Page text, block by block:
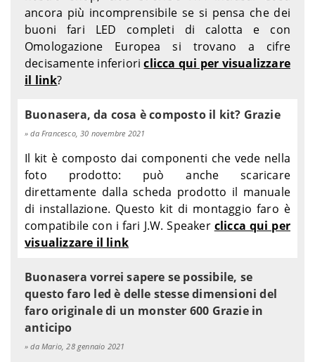
R 850 RT - 0412
1996-2001
BMW
R 90 S - 0272
BMW
R 90 S - 0276
BMW
R 90 S - 0284
1976
BMW
R 90/6 - 0271
1973-1974
BMW
R 90/6 - 0275
BMW
R 90/6 - 0283
1976
Monster 1000 - M400AA
Ducati
Monster 1000 - M404AA
Ducati
Monster 1000 S2R - M416AA
2006-2008
Ducati
Monster 1000 S4R - M417AA
2006-2008
Ducati
Monster 600 - 600M
1994-1998
Ducati
Monster 600 - M300AA
1999-2001
Ducati
Monster 600 Dark - 600M
1998
Ducati
Monster 600 Dark - M300AA
Ducati
Monster 620 i.e. Dark - M403AA
2003
Ducati
Monster 620 i.e. Dark - M408AA
2004-2006
Ducati
Monster 620 i.e. S - M400AA
2002-2003
Ducati
Monster 750 - M100AA
Ducati
Monster 750 Dark- M100AA
ancora più incomprensibile se si pensa che dei
buoni fari LED completi di calotta e con
Omologazione Europea si trovano a cifre
decisamente inferioriclicca qui per visualizzare
il link?
Buonasera, da cosa è composto il kit? Grazie
da Francesco, 30 novembre 2021
Il kit è composto dai componenti che vede nella
foto prodotto: può anche scaricare
direttamente dalla scheda prodotto il manuale
di installazione. Questo kit di montaggio faro è
compatibile con i fari J.W. Speaker clicca qui per
visualizzare il link
Buonasera vorrei sapere se possibile, se
questo faro led è delle stesse dimensioni del
faro originale di un monster 600 Grazie in
anticipo
da Mario, 28 gennaio 2021